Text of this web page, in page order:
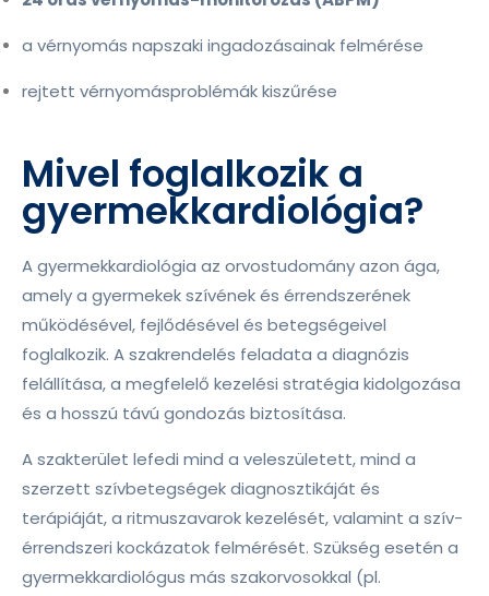
a vérnyomás napszaki ingadozásainak felmérése
rejtett vérnyomásproblémák kiszűrése
Mivel foglalkozik a
gyermekkardiológia?
A gyermekkardiológia az orvostudomány azon ága,
amely a gyermekek szívének és érrendszerének
működésével, fejlődésével és betegségeivel
foglalkozik. A szakrendelés feladata a diagnózis
felállítása, a megfelelő kezelési stratégia kidolgozása
és a hosszú távú gondozás biztosítása.
A szakterület lefedi mind a veleszületett, mind a
szerzett szívbetegségek diagnosztikáját és
terápiáját, a ritmuszavarok kezelését, valamint a szív-
érrendszeri kockázatok felmérését. Szükség esetén a
gyermekkardiológus más szakorvosokkal (pl.